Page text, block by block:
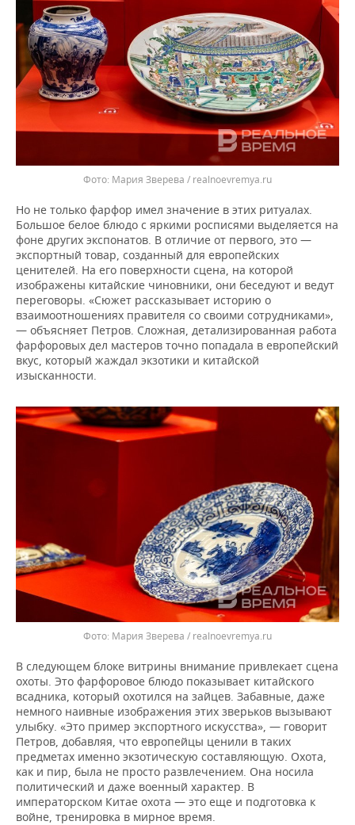
Мария Зверева / realnoevremya.ru
Но не только фарфор имел значение в этих ритуалах.
Большое белое блюдо с яркими росписями выделяется на
фоне других экспонатов. В отличие от первого, это —
экспортный товар, созданный для европейских
ценителей. На его поверхности сцена, на которой
изображены китайские чиновники, они беседуют и ведут
переговоры. «Сюжет рассказывает историю о
взаимоотношениях правителя со своими сотрудниками»,
— объясняет Петров. Сложная, детализированная работа
фарфоровых дел мастеров точно попадала в европейский
вкус, который жаждал экзотики и китайской
изысканности.
Мария Зверева / realnoevremya.ru
В следующем блоке витрины внимание привлекает сцена
охоты. Это фарфоровое блюдо показывает китайского
всадника, который охотился на зайцев. Забавные, даже
немного наивные изображения этих зверьков вызывают
улыбку. «Это пример экспортного искусства», — говорит
Петров, добавляя, что европейцы ценили в таких
предметах именно экзотическую составляющую. Охота,
как и пир, была не просто развлечением. Она носила
политический и даже военный характер. В
императорском Китае охота — это еще и подготовка к
войне, тренировка в мирное время.